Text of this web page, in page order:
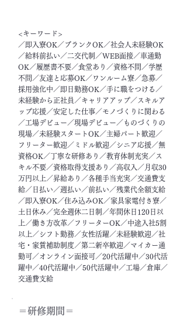
<キーワード>
／即入寮OK／ブランクOK／社会人未経験OK
／給料前払い／二交代制／WEB面接／車通勤
OK／履歴書不要／食堂あり／資格不問／学歴
不問／友達と応募OK／ワンルーム寮／急募／
採用強化中／即日勤務OK／手に職をつける／
未経験から正社員／キャリアアップ／スキルア
ップ応援／安定した仕事／モノづくりに関わる
／工場デビュー／現場デビュー／ものづくりの
現場／未経験スタートOK／主婦パート歓迎／
フリーター歓迎／ミドル歓迎／シニア応援／無
資格OK／丁寧な研修あり／教育体制充実／ス
キル不要／資格取得支援あり／高収入／月収30
万円以上／昇給あり／各種手当充実／交通費支
給／日払い／週払い／前払い／残業代全額支給
／即入寮OK／住み込みOK／家具家電付き寮／
土日休み／完全週休二日制／年間休日120日以
上／働き方改革／フリーターOK／中途入社5割
以上／シフト勤務／女性活躍／未経験歓迎／社
宅・家賃補助制度／第二新卒歓迎／マイカー通
勤可／オンライン面接可／20代活躍中／30代活
躍中／40代活躍中／50代活躍中／工場／倉庫／
交通費支給
＝​研修期間＝